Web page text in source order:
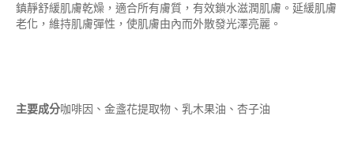
鎮靜舒緩肌膚乾燥，適合所有膚質，有效鎖水滋潤肌膚。延緩肌膚
老化，維持肌膚彈性，使肌膚由內而外散發光澤亮麗。
主要成分咖啡因、金盞花提取物、乳木果油、杏子油